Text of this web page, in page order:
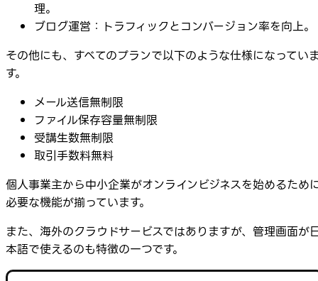
理。
ブログ運営：トラフィックとコンバージョン率を向上。
その他にも、すべてのプランで以下のような仕様になってい
す。
メール送信無制限
ファイル保存容量無制限
受講生数無制限
取引手数料無料
個人事業主から中小企業がオンラインビジネスを始めるため
必要な機能が揃っています。
また、海外のクラウドサービスではありますが、管理画面が
本語で使えるのも特徴の一つです。